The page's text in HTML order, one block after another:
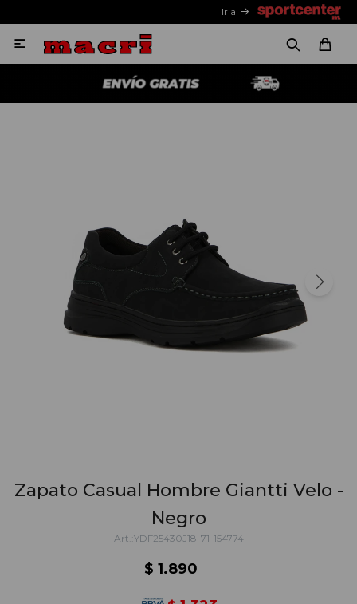
Ir a

Zapato Casual Hombre Giantti Velo -
Negro
YDF25430J18-71-154774
$ 1.890